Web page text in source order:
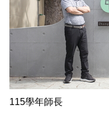
115學年師長